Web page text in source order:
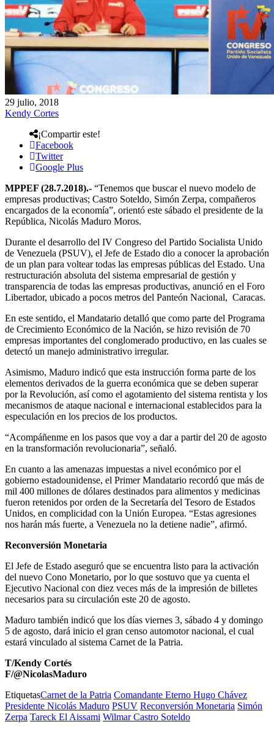
29 julio, 2018
Kendy Cortes
¡Compartir este!
Facebook
Twitter
Google Plus
MPPEF (28.7.2018).- “Tenemos que buscar el nuevo modelo de
empresas productivas; Castro Soteldo, Simón Zerpa, compañeros
encargados de la economía”, orientó este sábado el presidente de la
República, Nicolás Maduro Moros.
Durante el desarrollo del IV Congreso del Partido Socialista Unido
de Venezuela (PSUV), el Jefe de Estado dio a conocer la aprobación
de un plan para voltear todas las empresas públicas del Estado. Una
restructuración absoluta del sistema empresarial de gestión y
transparencia de todas las empresas productivas, anunció en el Foro
Libertador, ubicado a pocos metros del Panteón Nacional, Caracas.
En este sentido, el Mandatario detalló que como parte del Programa
de Crecimiento Económico de la Nación, se hizo revisión de 70
empresas importantes del conglomerado productivo, en las cuales se
detectó un manejo administrativo irregular.
Asimismo, Maduro indicó que esta instrucción forma parte de los
elementos derivados de la guerra económica que se deben superar
por la Revolución, así como el agotamiento del sistema rentista y los
mecanismos de ataque nacional e internacional establecidos para la
especulación en los precios de los productos.
“Acompáñenme en los pasos que voy a dar a partir del 20 de agosto
en la transformación revolucionaria”, señaló.
En cuanto a las amenazas impuestas a nivel económico por el
gobierno estadounidense, el Primer Mandatario recordó que más de
mil 400 millones de dólares destinados para alimentos y medicinas
fueron retenidos por orden de la Secretaría del Tesoro de Estados
Unidos, en complicidad con la Unión Europea. “Estas agresiones
nos harán más fuerte, a Venezuela no la detiene nadie”, afirmó.
Reconversión Monetaria
El Jefe de Estado aseguró que se encuentra listo para la activación
del nuevo Cono Monetario, por lo que sostuvo que ya cuenta el
Ejecutivo Nacional con diez veces más de la impresión de billetes
necesarios para su circulación este 20 de agosto.
Maduro también indicó que los días viernes 3, sábado 4 y domingo
5 de agosto, dará inicio el gran censo automotor nacional, el cual
estará vinculado al sistema Carnet de la Patria.
T/Kendy Cortés
F/@NicolasMaduro
EtiquetasCarnet de la Patria Comandante Eterno Hugo Chávez
Presidente Nicolás Maduro PSUV Reconversión Monetaria Simón
Zerpa Tareck El Aissami Wilmar Castro Soteldo